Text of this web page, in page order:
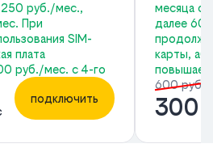
250 руб./мес.,
При
SIM-
плата
руб./мес. с 4-го
подключить
месяца
далее
карты,
600 руб/
300